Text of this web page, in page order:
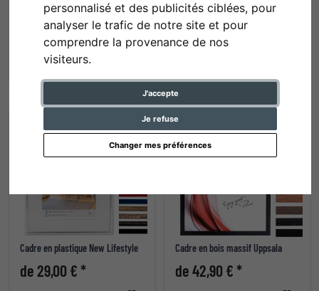
personnalisé et des publicités ciblées, pour
analyser le trafic de notre site et pour
comprendre la provenance de nos
visiteurs.
J'accepte
Je refuse
Changer mes préférences
Cadre en bois Quadrum
de 68,95 € *
Cadre en aluminium Econ plat
de 42,60 € *
Cadre en plastique New Lifestyle
de 29,00 € *
Cadre en bois massif Uppsala
de 42,90 € *
recommandation